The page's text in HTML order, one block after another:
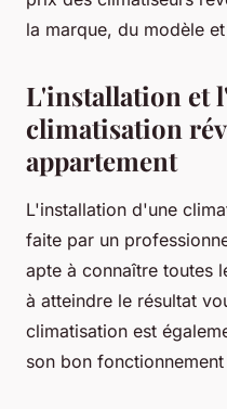
la marque, du modèle
L'installation et
climatisation
appartement
L'installation d'une
faite par un
apte à connaître toutes
à atteindre le résultat
climatisation est
son bon